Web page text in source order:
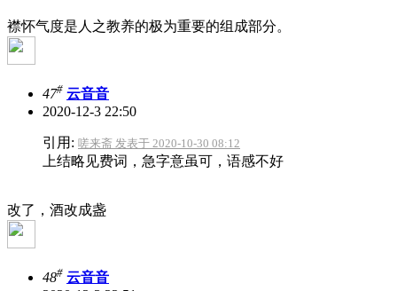
襟怀气度是人之教养的极为重要的组成部分。
47# 云音音
2020-12-3 22:50
引用: 嗟来斋 发表于 2020-10-30 08:12
上结略见费词，急字意虽可，语感不好
改了，酒改成盏
48# 云音音